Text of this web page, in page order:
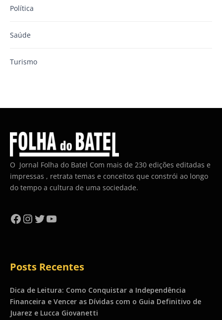
Política
Saúde
Turismo
O Jornal Folha do Batel Com mais de 230 edições editadas e
impressas , retrata temas e conceitos que constrói ao longo
do tempo a cultura de uma sociedade.
Facebook
Instagram
Twitter
YouTube
Posts Recentes
Dica de Leitura: Como Conquistar a Independência
Financeira e Vencer as Dívidas com o Guia Definitivo de
Juarez e Lucca Giovanetti